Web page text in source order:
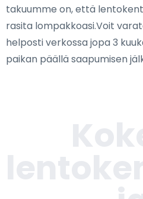
takuumme on, että
rasita lompakkoasi.Voit
helposti verkossa jopa 3
paikan päällä saapumisen